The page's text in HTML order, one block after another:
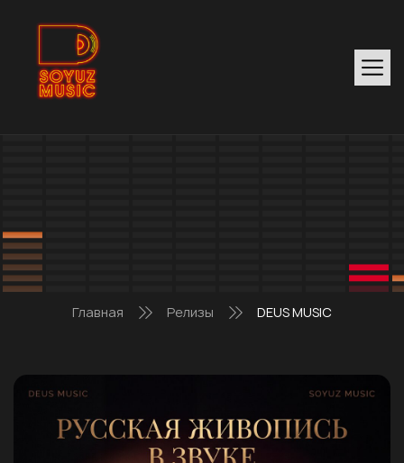
Главная Релизы DEUS MUSIC